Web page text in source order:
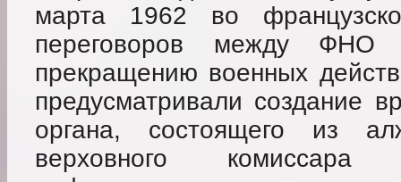
марта 1962 во
переговоров между
прекращению военных
предусматривали создание
органа, состоящего из
верховного